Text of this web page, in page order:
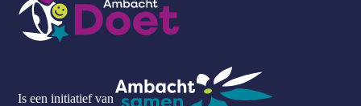
Is een initiatief van